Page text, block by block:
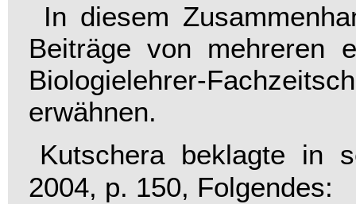
In diesem
Beiträge von mehreren
Biologielehrer-
erwähnen.
Kutschera beklagte in
2004, p. 150, Folgendes: